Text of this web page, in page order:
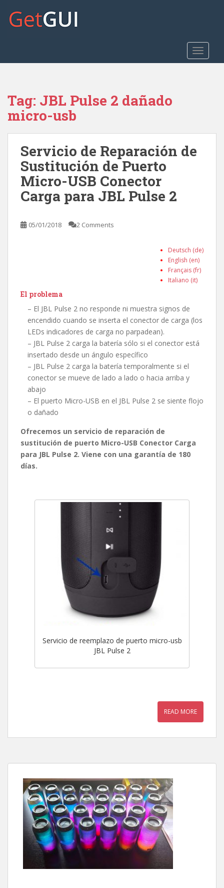
o
Tag: JBL Pulse 2 dañado
micro-usb
Servicio de Reparación de
Sustitución de Puerto
Micro-USB Conector
Carga para JBL Pulse 2
05/01/2018 2 Comments
Deutsch (de)
English (en)
Français (fr)
Italiano (it)
El problema
– El JBL Pulse 2 no responde ni muestra signos de
encendido cuando se inserta el conector de carga (los
LEDs indicadores de carga no parpadean).
– JBL Pulse 2 carga la batería sólo si el conector está
insertado desde un ángulo específico
– JBL Pulse 2 carga la batería temporalmente si el
conector se mueve de lado a lado o hacia arriba y
abajo
– El puerto Micro-USB en el JBL Pulse 2 se siente flojo
o dañado
Ofrecemos un servicio de reparación de
sustitución de puerto Micro-USB Conector Carga
para JBL Pulse 2. Viene con una garantía de 180
días.
Servicio de reemplazo de puerto micro-usb
JBL Pulse 2
READ MORE